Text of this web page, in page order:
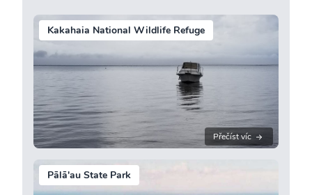
Kakahaia National Wildlife Refuge
Přečíst víc
Pālā'au State Park